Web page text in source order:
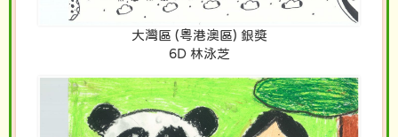
大灣區 (粵港澳區) 銀獎
6D 林泳芝